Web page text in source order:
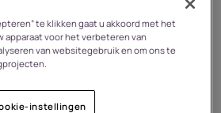
te klikken gaat u akkoord met het
apparaat voor het verbeteren van
van websitegebruik en om ons te
instellingen